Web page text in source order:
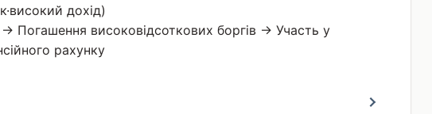
дохід)
Погашення високовідсоткових боргів → Участь у
рахунку